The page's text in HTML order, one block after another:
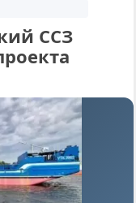
ССЗ